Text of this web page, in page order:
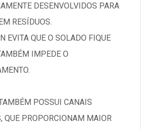
DESENVOLVIDOS PARA
RESÍDUOS.
EVITA QUE O SOLADO FIQUE
IMPEDE O
POSSUI CANAIS
QUE PROPORCIONAM MAIOR